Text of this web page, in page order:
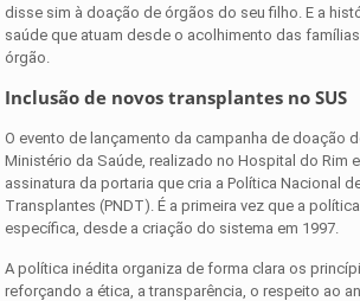
disse sim à doação de órgãos do seu filho. E a
saúde que atuam desde o acolhimento das
órgão.
Inclusão de novos transplantes no SUS
O evento de lançamento da campanha de doação
Ministério da Saúde, realizado no Hospital do Rim
assinatura da portaria que cria a Política Nacional
Transplantes (PNDT). É a primeira vez que a
específica, desde a criação do sistema em 1997.
A política inédita organiza de forma clara os
reforçando a ética, a transparência, o respeito ao